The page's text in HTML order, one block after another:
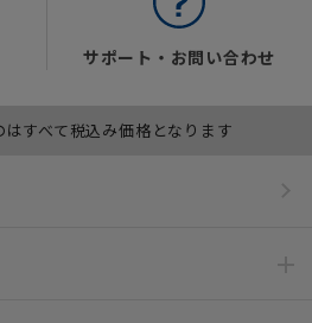
サポート・お問い合わせ
すべて税込み価格となります